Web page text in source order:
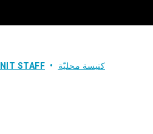
STAFF كنيسة محليّة